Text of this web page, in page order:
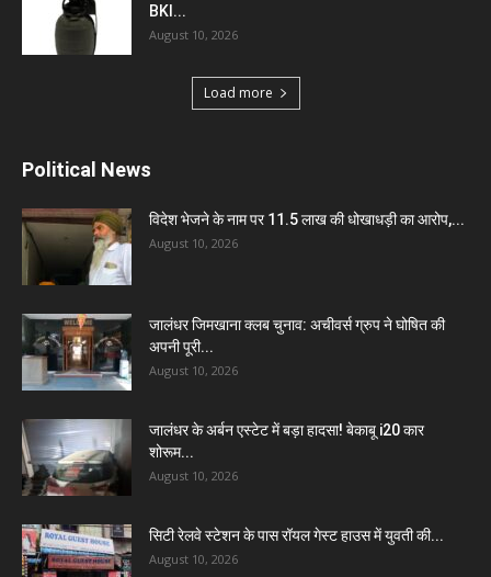
BKI...
August 10, 2026
Load more
Political News
विदेश भेजने के नाम पर 11.5 लाख की धोखाधड़ी का आरोप,...
August 10, 2026
जालंधर जिमखाना क्लब चुनाव: अचीवर्स ग्रुप ने घोषित की
अपनी पूरी...
August 10, 2026
जालंधर के अर्बन एस्टेट में बड़ा हादसा! बेकाबू i20 कार
शोरूम...
August 10, 2026
सिटी रेलवे स्टेशन के पास रॉयल गेस्ट हाउस में युवती की...
August 10, 2026